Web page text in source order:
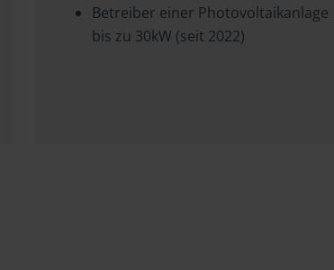
Betreiber einer Photovoltaikanlage
bis zu 30kW (seit 2022)